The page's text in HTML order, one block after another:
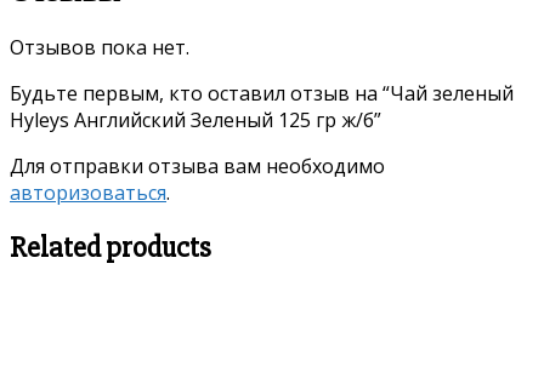
Отзывов пока нет.
Будьте первым, кто оставил отзыв на “Чай зеленый
Hyleys Английский Зеленый 125 гр ж/б”
Для отправки отзыва вам необходимо
авторизоваться.
Related products